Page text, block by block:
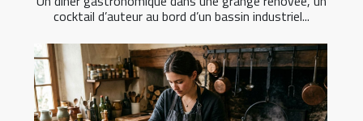
cocktail d’auteur au bord d’un bassin industriel...